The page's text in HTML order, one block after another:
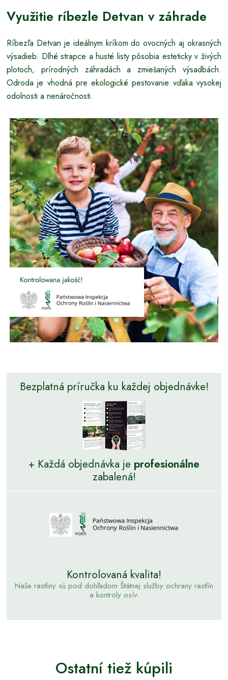
Využitie ríbezle Detvan v záhrade
Ríbezľa Detvan je ideálnym kríkom do ovocných aj okrasných
výsadieb. Dlhé strapce a husté listy pôsobia esteticky v živých
plotoch, prírodných záhradách a zmiešaných výsadbách.
Odroda je vhodná pre ekologické pestovanie vďaka vysokej
odolnosti a nenáročnosti.
Bezplatná príručka ku každej objednávke!
+ Každá objednávka je profesionálne
zabalená!
Kontrolovaná kvalita!
Naše rastliny sú pod dohľadom Štátnej služby ochrany rastlín
a kontroly osív.
Ostatní tiež kúpili